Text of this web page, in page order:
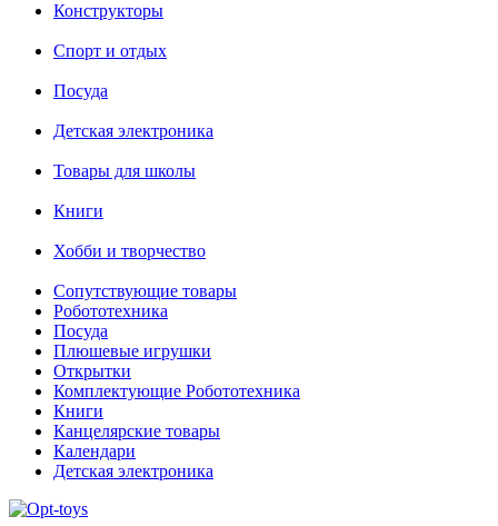
Конструкторы
Спорт и отдых
Посуда
Детская электроника
Товары для школы
Книги
Хобби и творчество
Сопутствующие товары
Робототехника
Посуда
Плюшевые игрушки
Открытки
Комплектующие Робототехника
Книги
Канцелярские товары
Календари
Детская электроника